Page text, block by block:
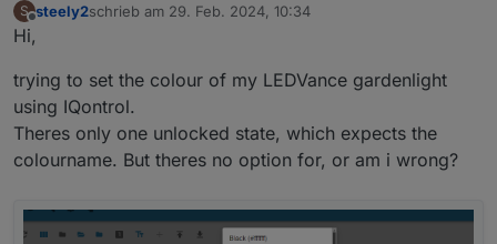
S steely2schrieb am 29. Feb. 2024, 10:34
zuletzt editiert von
Hi,
trying to set the colour of my LEDVance gardenlight
using IQontrol.
Theres only one unlocked state, which expects the
colourname. But theres no option for, or am i wrong?